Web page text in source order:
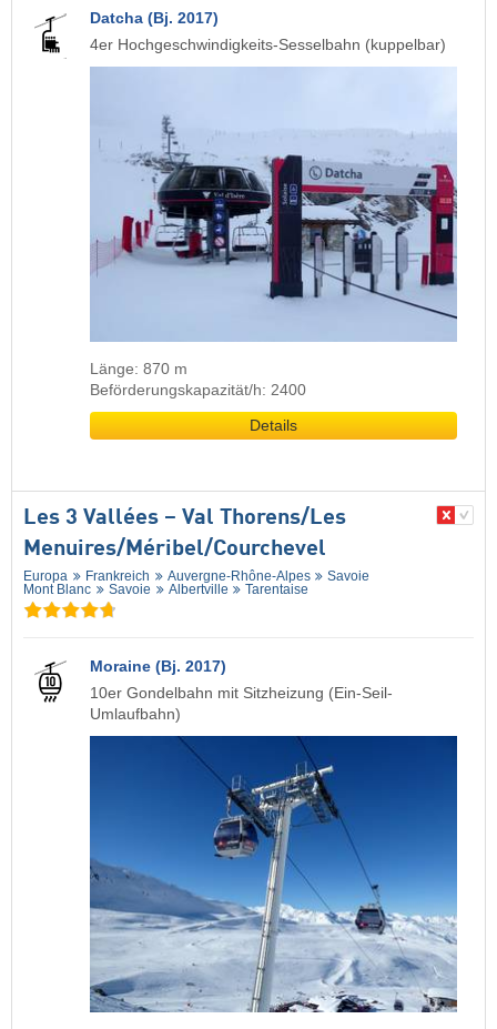
Datcha (Bj. 2017)
4er Hochgeschwindigkeits-Sesselbahn (kuppelbar)
Länge: 870 m
Beförderungskapazität/h: 2400
Details
Les 3 Vallées – Val Thorens/​Les
Menuires/​Méribel/​Courchevel
Europa Frankreich Auvergne-Rhône-Alpes
Savoie
Mont Blanc
Savoie Albertville Tarentaise
Moraine (Bj. 2017)
10er Gondelbahn mit Sitzheizung (Ein-Seil-
Umlaufbahn)